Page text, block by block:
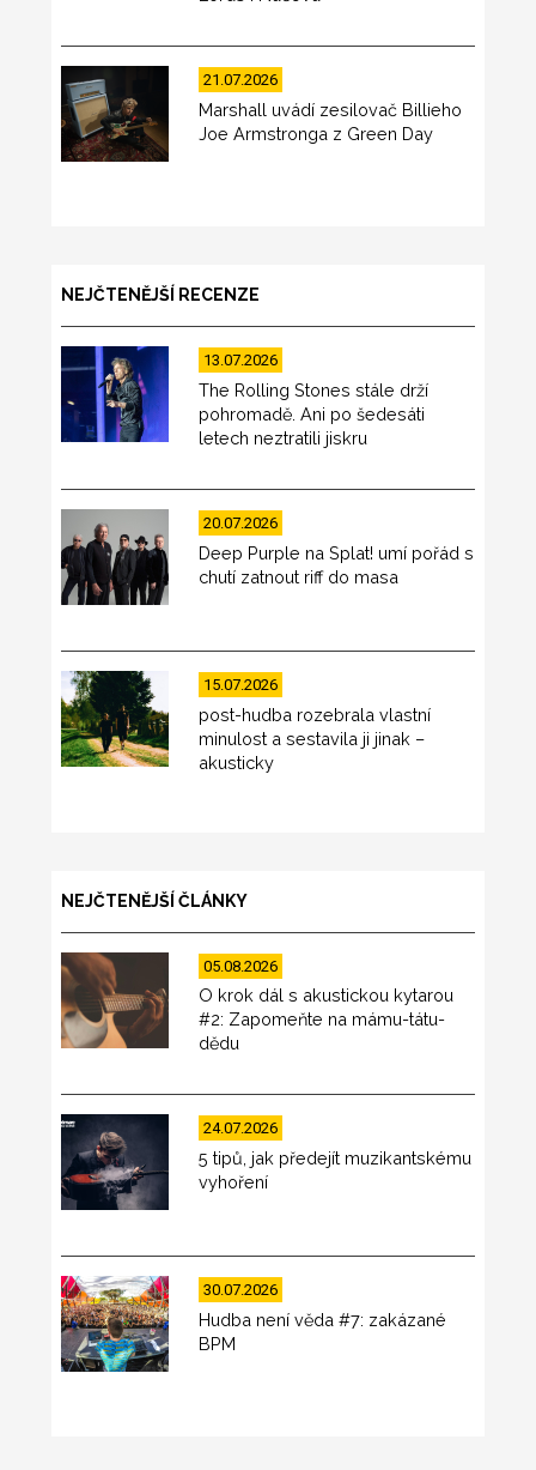
21.07.2026
Marshall uvádí zesilovač Billieho
Joe Armstronga z Green Day
NEJČTENĚJŠÍ RECENZE
13.07.2026
The Rolling Stones stále drží
pohromadě. Ani po šedesáti
letech neztratili jiskru
20.07.2026
Deep Purple na Splat! umí pořád s
chutí zatnout riff do masa
15.07.2026
post-hudba rozebrala vlastní
minulost a sestavila ji jinak –
akusticky
NEJČTENĚJŠÍ ČLÁNKY
05.08.2026
O krok dál s akustickou kytarou
#2: Zapomeňte na mámu-tátu-
dědu
24.07.2026
5 tipů, jak předejít muzikantskému
vyhoření
30.07.2026
Hudba není věda #7: zakázané
BPM